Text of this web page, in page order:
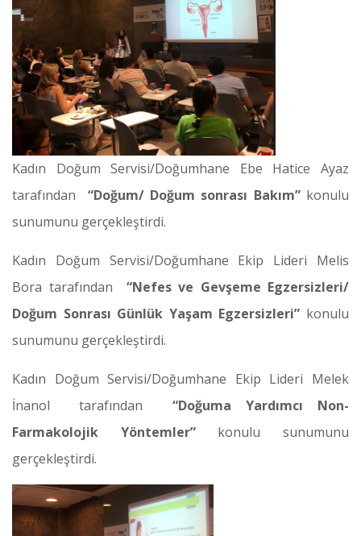
Kadın Doğum Servisi/Doğumhane Ebe Hatice Ayaz
tarafından “Doğum/ Doğum sonrası Bakım”konulu
sunumunu gerçekleştirdi.
Kadın Doğum Servisi/Doğumhane Ekip Lideri Melis
Bora tarafından “Nefes ve Gevşeme Egzersizleri/
Doğum Sonrası Günlük Yaşam Egzersizleri” konulu
sunumunu gerçekleştirdi.
Kadın Doğum Servisi/Doğumhane Ekip Lideri Melek
İnanol tarafından “Doğuma Yardımcı Non-
Farmakolojik Yöntemler”konulu sunumunu
gerçekleştirdi.